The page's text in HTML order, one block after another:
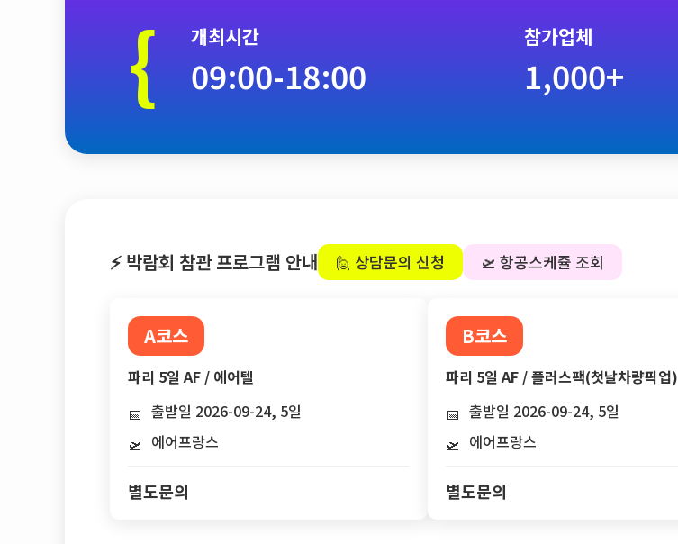
{ 개최시간 참가업체
09:00-18:00 1,000+
⚡ 박람회 참관 프로그램 안내 🙋 상담문의 신청 🛫 항공스케쥴 조회
A코스
파리 5일 AF / 에어텔
📅 출발일 2026-09-24, 5일
🛫 에어프랑스
별도문의
B코스
파리 5일 AF / 플러스팩(첫날차량픽업)
📅 출발일 2026-09-24, 5일
🛫 에어프랑스
별도문의